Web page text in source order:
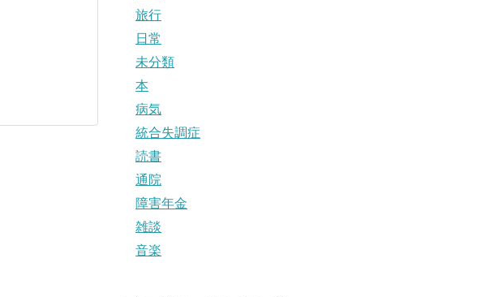
旅行
日常
未分類
本
病気
統合失調症
読書
通院
障害年金
雑談
音楽